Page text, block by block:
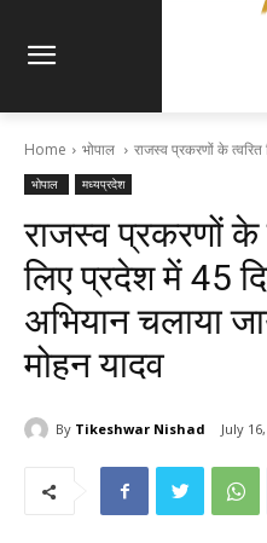
Home भोपाल राजस्व प्रकरणों के
भोपाल मध्यप्रदेश
राजस्व प्रकरणों के
लिए प्रदेश में 45
अभियान चलाया
मोहन यादव
By Tikeshwar Nishad July